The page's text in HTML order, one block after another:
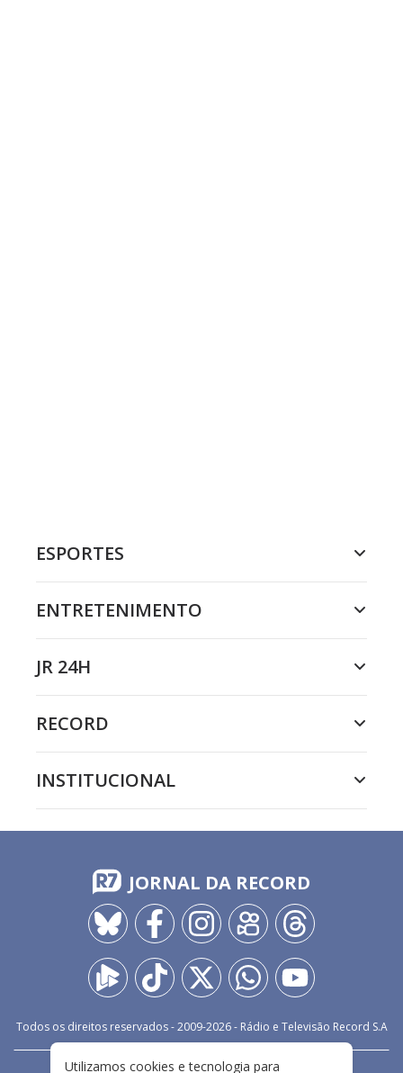
ESPORTES
ENTRETENIMENTO
JR 24H
RECORD
INSTITUCIONAL
JORNAL DA RECORD
Todos os direitos reservados - 2009-2026- Rádio e Televisão Record S.A
Utilizamos cookies e tecnologia para